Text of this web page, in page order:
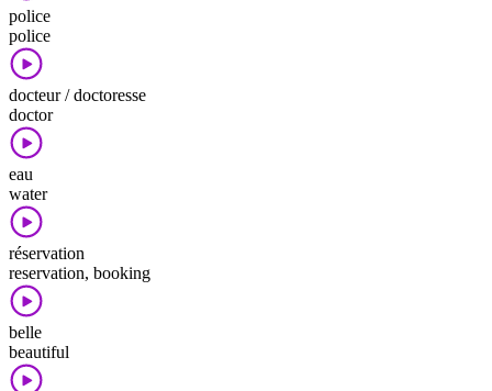
police
police
docteur / doctoresse
doctor
eau
water
réservation
reservation, booking
belle
beautiful